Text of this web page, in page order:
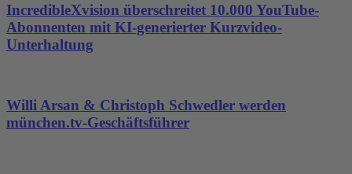
IncredibleXvision überschreitet 10.000 YouTube-
Abonnenten mit KI-generierter Kurzvideo-
Unterhaltung
Willi Arsan & Christoph Schwedler werden
münchen.tv-Geschäftsführer